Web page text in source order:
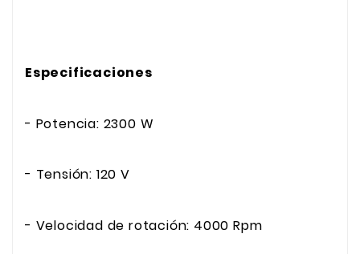
Especificaciones
- Potencia: 2300 W
- Tensión: 120 V
- Velocidad de rotación: 4000 Rpm